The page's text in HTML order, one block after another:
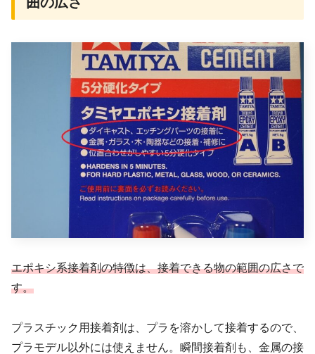
エポキシ系接着剤の特徴は、接着できる物の範囲の広さで
す。
プラスチック用接着剤は、プラを溶かして接着するので、
プラモデル以外には使えません。瞬間接着剤も、金属の接